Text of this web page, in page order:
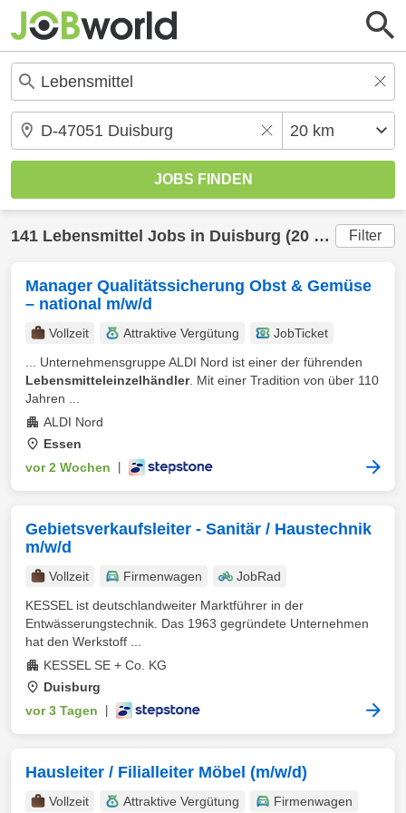
141 Lebensmittel Jobs in Duisburg (20 km) gefunden Filter
Manager Qualitätssicherung Obst & Gemüse
– national m/w/d
Vollzeit Attraktive Vergütung
JobTicket
... Unternehmensgruppe ALDI Nord ist einer der führenden
Lebensmitteleinzelhändler. Mit einer Tradition von über 110
Jahren ...
ALDI Nord
Essen
vor 2 Wochen
Gebietsverkaufsleiter - Sanitär / Haustechnik
m/w/d
Vollzeit Firmenwagen
JobRad
KESSEL ist deutschlandweiter Marktführer in der
Entwässerungstechnik. Das 1963 gegründete Unternehmen
hat den Werkstoff ...
KESSEL SE + Co. KG
Duisburg
vor 3 Tagen
Hausleiter / Filialleiter Möbel (m/w/d)
Vollzeit Attraktive Vergütung
Firmenwagen